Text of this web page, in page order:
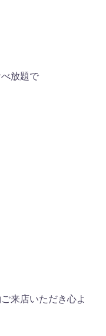
放題で
来店いただき心よ